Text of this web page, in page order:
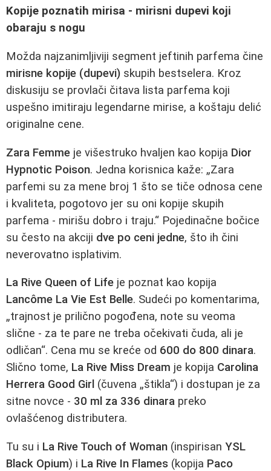
Kopije poznatih mirisa - mirisni dupevi koji
obaraju s nogu
Možda najzanimljiviji segment jeftinih parfema čine
mirisne kopije (dupevi) skupih bestselera. Kroz
diskusiju se provlači čitava lista parfema koji
uspešno imitiraju legendarne mirise, a koštaju delić
originalne cene.
Zara Femme je višestruko hvaljen kao kopija Dior
Hypnotic Poison. Jedna korisnica kaže: „Zara
parfemi su za mene broj 1 što se tiče odnosa cene
i kvaliteta, pogotovo jer su oni kopije skupih
parfema - mirišu dobro i traju.“ Pojedinačne bočice
su često na akciji dve po ceni jedne, što ih čini
neverovatno isplativim.
La Rive Queen of Life je poznat kao kopija
Lancôme La Vie Est Belle. Sudeći po komentarima,
„trajnost je prilično pogođena, note su veoma
slične - za te pare ne treba očekivati čuda, ali je
odličan“. Cena mu se kreće od 600 do 800 dinara.
Slično tome, La Rive Miss Dream je kopija Carolina
Herrera Good Girl (čuvena „štikla“) i dostupan je za
sitne novce - 30 ml za 336 dinara preko
ovlašćenog distributera.
Tu su i La Rive Touch of Woman (inspirisan YSL
Black Opium) i La Rive In Flames (kopija Paco